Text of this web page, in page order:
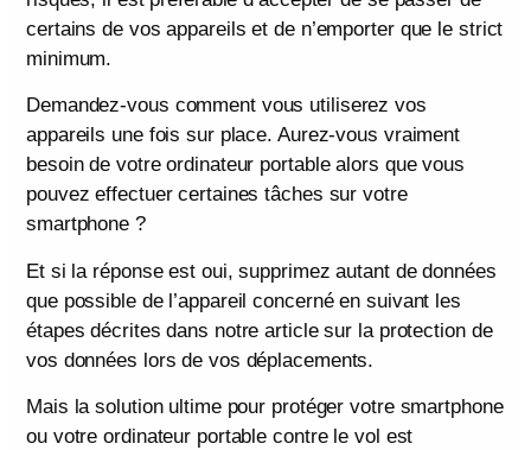
certains de vos appareils et de n’emporter que le strict
minimum.
Demandez-vous comment vous utiliserez vos
appareils une fois sur place. Aurez-vous vraiment
besoin de votre ordinateur portable alors que vous
pouvez effectuer certaines tâches sur votre
smartphone ?
Et si la réponse est oui, supprimez autant de données
que possible de l’appareil concerné en suivant les
étapes décrites dans notre article sur la protection de
vos données lors de vos déplacements.
Mais la solution ultime pour protéger votre smartphone
ou votre ordinateur portable contre le vol est